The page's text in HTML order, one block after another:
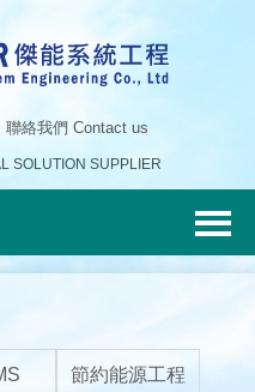
聯絡我們 Contact us
SOLUTION SUPPLIER
節約能源工程